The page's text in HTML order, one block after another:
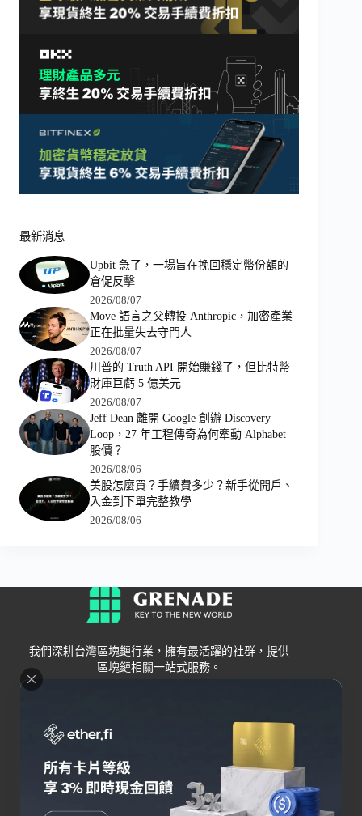
最新消息
Upbit 急了，一場旨在挽回穩定幣份額的
倉促反擊
2026/08/07
Move 語言之父轉投 Anthropic，加密產業
正在批量失去守門人
2026/08/07
川普的 Truth API 開始賺錢了，但比特幣
財庫巨虧 5 億美元
2026/08/07
Jeff Dean 離開 Google 創辦 Discovery
Loop，27 年工程傳奇為何牽動 Alphabet
股價？
2026/08/06
美股怎麼買？手續費多少？新手從開戶、
入金到下單完整教學
2026/08/06
我們深耕台灣區塊鏈行業，擁有最活躍的社群，提供
區塊鏈相關一站式服務。
Grenade
關於我們
聯絡我們
錢包
交易所
Bybit
OKX
HOYA BIT